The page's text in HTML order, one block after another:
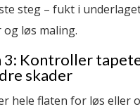
steg – fukt i
løs maling.
3: Kontroller
skader
hele flaten for løs eller